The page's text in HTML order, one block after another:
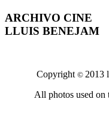
ARCHIVO CINE
LLUIS BENEJAM
Copyright © 2013
All photos used on